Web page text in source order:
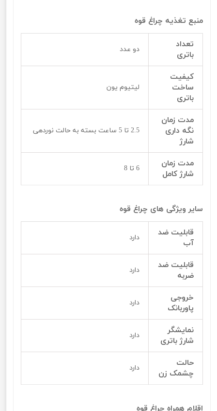
منبع تغذیه چراغ قوه
تعداد
باتری
دو عدد
کیفیت
ساخت
باتری
لیتیوم یون
مدت زمان
نگه داری
شارژ
2.5 تا 5 ساعت بسته به حالت نوردهی
مدت زمان
شارژ کامل
6 تا 8
سایر ویژگی های چراغ قوه
قابلیت ضد
آب
دارد
قابلیت ضد
ضربه
دارد
خروجی
پاوربانک
دارد
نمایشگر
شارژ باتری
دارد
حالت
چشمک زن
دارد
اقلام همراه چراغ قوه